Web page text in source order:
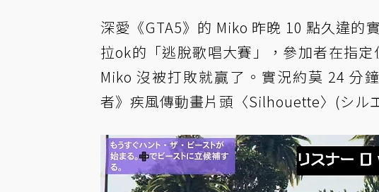
深愛《GTA5》的 Miko 昨晚 10 點久違的
拉ok的「逃脫歌唱大賽」，參加者在指
Miko 沒被打敗就贏了。實況約莫 24 分
者》疾風傳動畫片頭〈Silhouette〉(シル